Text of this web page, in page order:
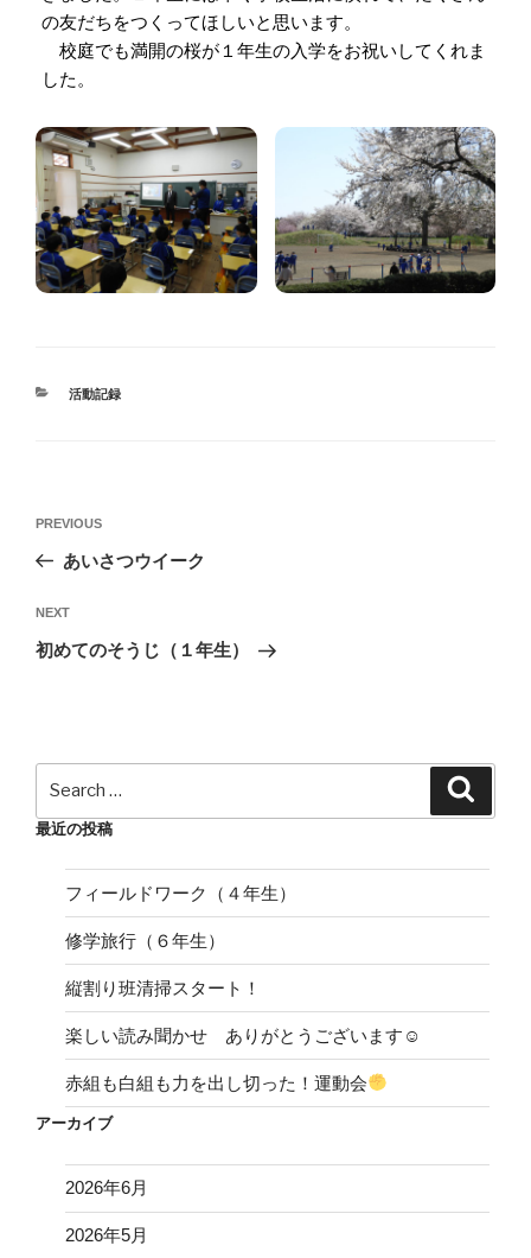
の友だちをつくってほしいと思います。
校庭でも満開の桜が１年生の入学をお祝いしてくれま
した。
CATEGORIES
活動記録
ナ
ビ
ゲ
Previous
Post
PREVIOUS
あいさつウイーク
Next
Post
NEXT
初めてのそうじ（１年生）
最近の投稿
フィールドワーク（４年生）
修学旅行（６年生）
縦割り班清掃スタート！
楽しい読み聞かせ ありがとうございます☺
赤組も白組も力を出し切った！運動会
アーカイブ
2026年6月
2026年5月